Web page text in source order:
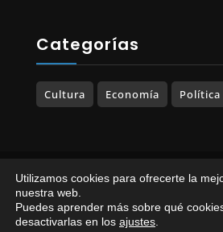
Categorías
Cultura Economía Política
© 2023-2025 PUNTOS DE
Política de Privacidad|
Utilizamos cookies para ofrecerte la
nuestra web.
Puedes aprender más sobre qué
desactivarlas en los ajustes